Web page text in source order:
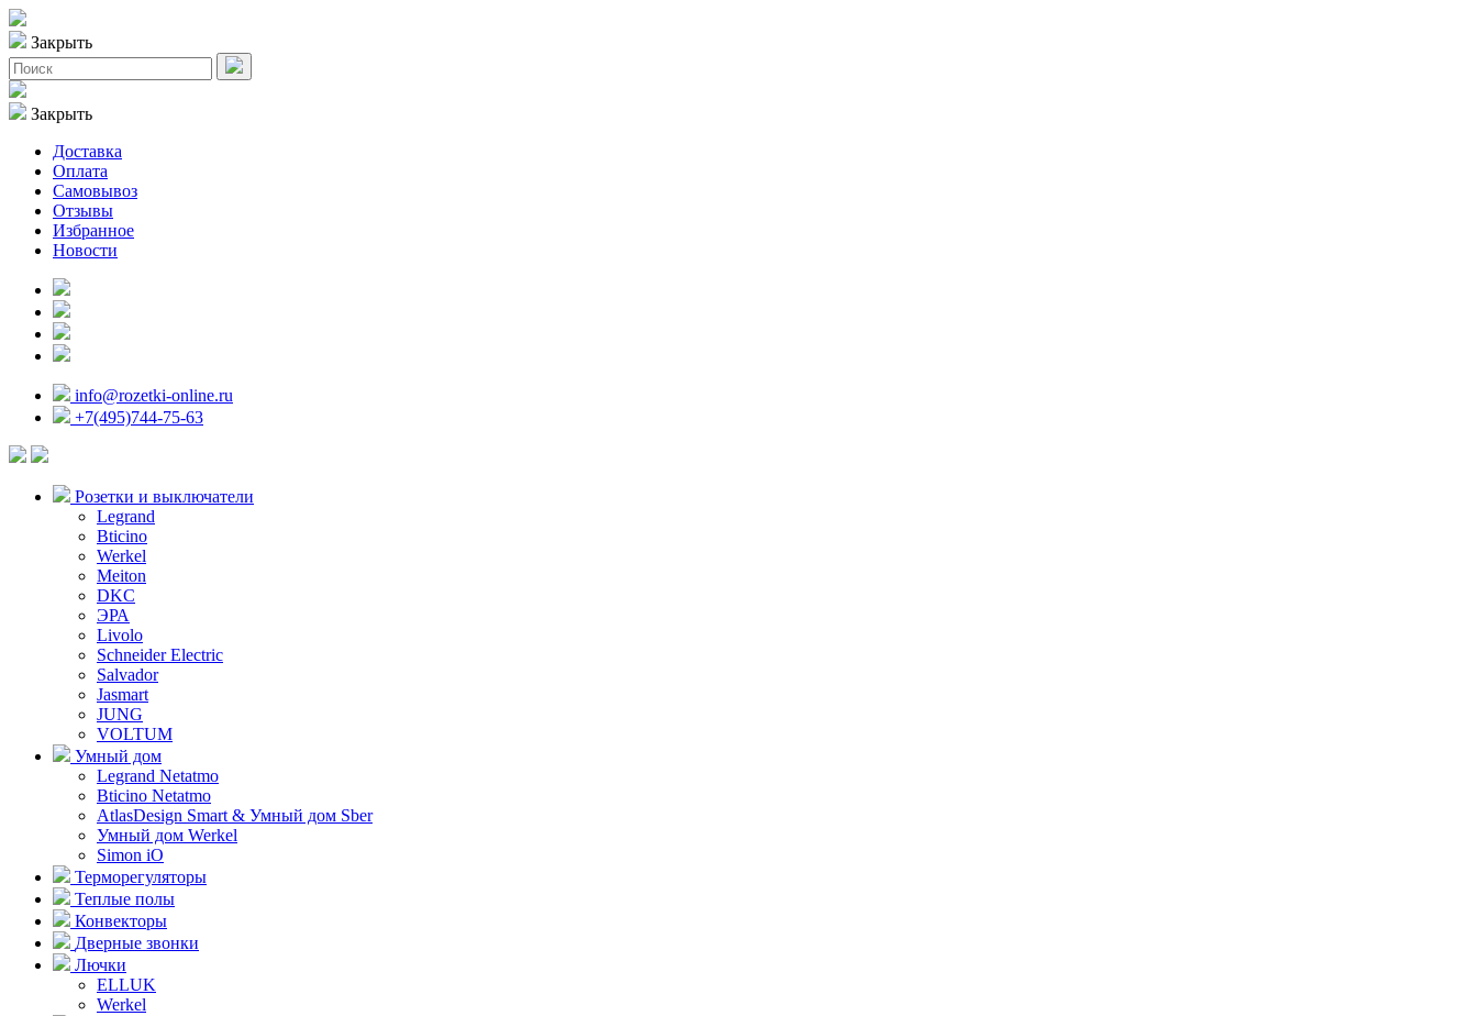
Закрыть
Закрыть
Доставка
Оплата
Самовывоз
Отзывы
Избранное
Новости
info@rozetki-online.ru
+7(495)744-75-63
Розетки и выключатели
Legrand
Bticino
Werkel
Meiton
DKC
ЭРА
Livolo
Schneider Electric
Salvador
Jasmart
JUNG
VOLTUM
Умный дом
Legrand Netatmo
Bticino Netatmo
AtlasDesign Smart & Умный дом Sber
Умный дом Werkel
Simon iO
Терморегуляторы
Теплые полы
Конвекторы
Дверные звонки
Лючки
ELLUK
Werkel